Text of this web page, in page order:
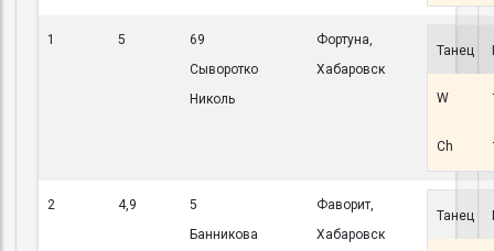
1 5
69
Сыворотко
Николь
Фортуна,
Хабаровск
Танец
W
Ch
2 4,9
5
Банникова
Фаворит,
Хабаровск
Танец